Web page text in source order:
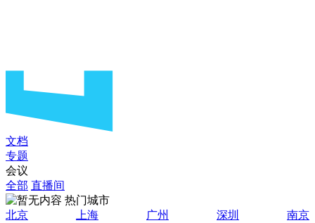
文档
专题
会议
全部 直播间
热门城市
北京
上海 广州 深圳
南京